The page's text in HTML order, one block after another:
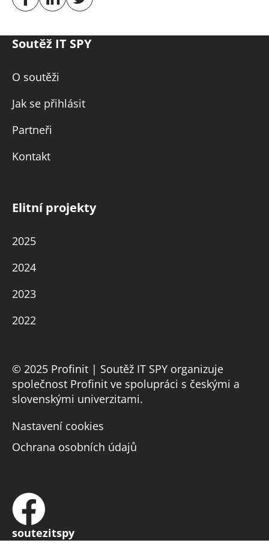
Soutěž IT SPY
O soutěži
Jak se přihlásit
Partneři
Kontakt
Elitní projekty
2025
2024
2023
2022
© 2025 Profinit | Soutěž IT SPY organizuje
společnost Profinit ve spolupráci s českými a
slovenskými univerzitami.
Nastavení cookies
Ochrana osobních údajů
soutezitspy